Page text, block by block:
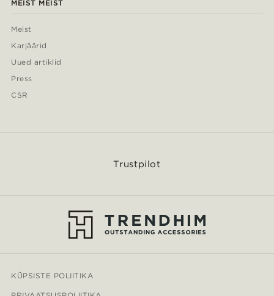
MEIST MEIST
Meist
Karjäärid
Uued artiklid
Press
CSR
Trustpilot
KÜPSISTE POLIITIKA